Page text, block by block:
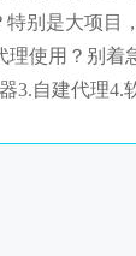
特别是大项目
理使用？别着
3.自建代理4.